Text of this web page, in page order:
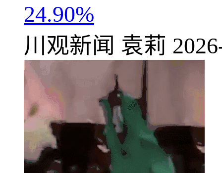
24.90%
川观新闻 袁莉